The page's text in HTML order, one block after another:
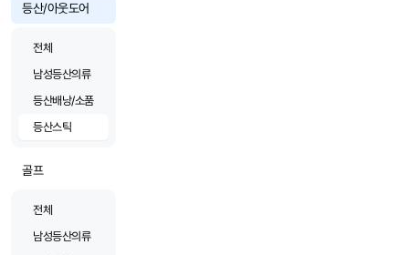
등산/아웃도어
전체
남성등산의류
등산배낭/소품
등산스틱
골프
전체
남성등산의류